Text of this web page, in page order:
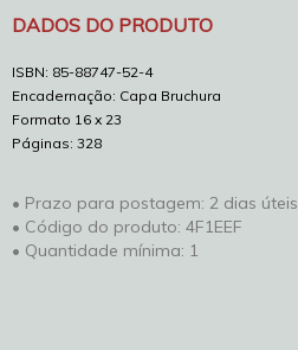
DADOS DO PRODUTO
ISBN: 85-88747-52-4
Encadernação: Capa Bruchura
Formato 16 x 23
Páginas: 328
• Prazo para postagem: 2 dias úteis
• Código do produto: 4F1EEF
• Quantidade mínima: 1